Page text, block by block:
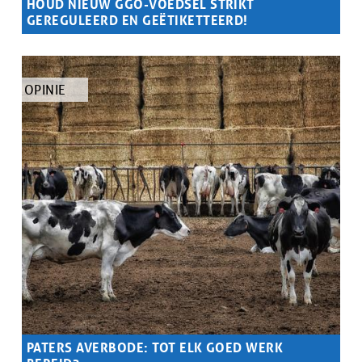
HOUD NIEUW GGO-VOEDSEL STRIKT
GEREGULEERD EN GEËTIKETTEERD!
ggo's op de markt brengen, zonder etikettering en zonder
controle op de effecten op onze gezondheid en milieu.
TYPE
ARTIKEL
OPINIE
PATERS AVERBODE: TOT ELK GOED WERK